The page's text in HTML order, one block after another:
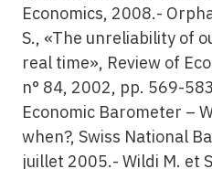
Economics, 2008.-
S., «The unreliability of
real time», Review of
n° 84, 2002, pp. 569-
Economic Barometer –
when?, Swiss National
juillet 2005.- Wildi M. et